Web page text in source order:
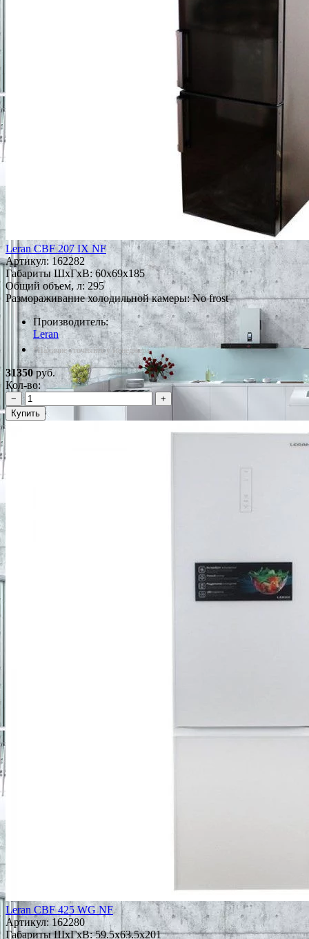
Leran CBF 207 IX NF
Артикул: 162282
Габариты ШxГxВ: 60x69x185
Общий объем, л: 295
Размораживание холодильной камеры: No frost
Производитель:
Leran
*Наличие уточняйте у менеджера
31350 руб.
Кол-во:
−
+
Купить
Leran CBF 425 WG NF
Артикул:162280
Габариты ШxГxВ: 59.5x63.5x201